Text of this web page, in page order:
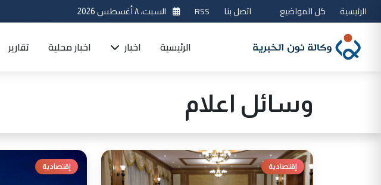
الرئيسية كل المواضيع اتصل بنا RSS السبت، ٨ أغسطس 2026
الرئيسية اخبار اخبار محلية تقارير
وسائل اعلام
إقتصادية إقتصادية